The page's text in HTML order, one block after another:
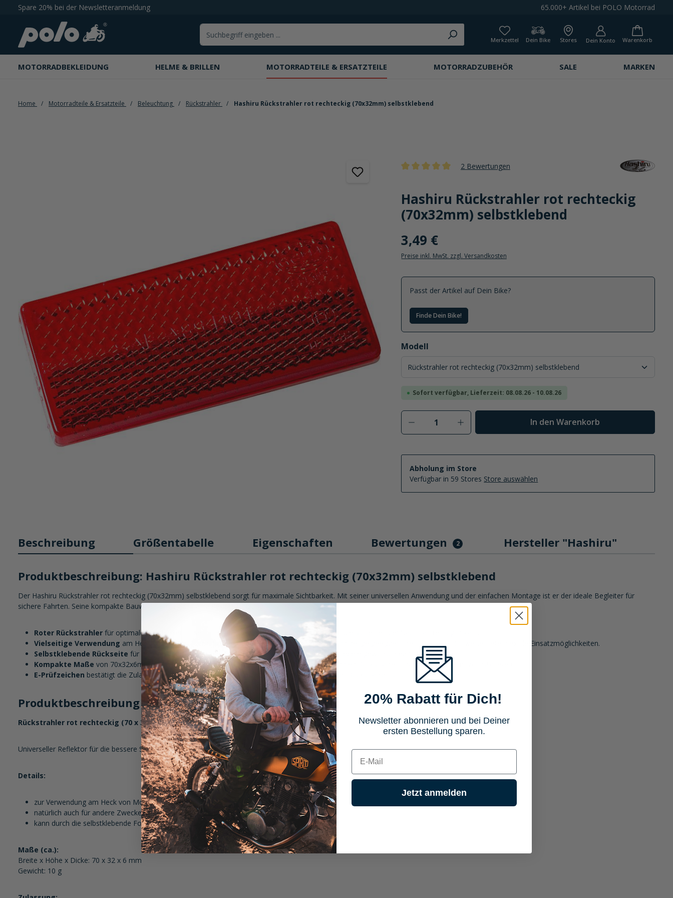
Zur Hauptnavigation springen
Spare 20% bei der Newsletteranmeldung 65.000+ Artikel bei POLO Motorrad
Merkzettel Dein Bike Stores Dein Konto Warenkorb
MOTORRADBEKLEIDUNG HELME & BRILLEN MOTORRADTEILE & ERSATZTEILE MOTORRADZUBEHÖR SALE MARKEN
Home Motorradteile & Ersatzteile Beleuchtung Rückstrahler Hashiru Rückstrahler rot rechteckig (70x32mm) selbstklebend
2 Bewertungen
Hashiru Rückstrahler rot rechteckig
(70x32mm) selbstklebend
3,49 €
Preise inkl. MwSt. zzgl. Versandkosten
Passt der Artikel auf Dein Bike?
Finde Dein Bike!
Modell
auswählen
Sofort verfügbar, Lieferzeit: 08.08.26 - 10.08.26
Produkt Anzahl: Gib den gewünschten Wert ein
In den Warenkorb
Abholung im Store
Verfügbar in 59 Stores Store auswählen
Beschreibung Größentabelle Eigenschaften Bewertungen 2 Hersteller "Hashiru"
Produktbeschreibung: Hashiru Rückstrahler rot rechteckig (70x32mm) selbstklebend
Der Hashiru Rückstrahler rot rechteckig (70x32mm) selbstklebend sorgt für maximale Sichtbarkeit. Mit seiner universellen Anwendung und der einfachen Montage ist er der ideale Begleiter für
sichere Fahrten. Seine kompakte Bauweise ermöglicht eine flexible Nutzung.
Roter Rückstrahler für optimale Sichtbarkeit in der Dunkelheit. Seine klare Leuchtkraft erhöht die Sicherheit bei Nachtfahrten signifikant.
Vielseitige Verwendung am Heck von Motorrädern, Rollern oder Quads, sogar für andere Fahrzeuge geeignet. Die universelle Bauweise bietet flexible Einsatzmöglichkeiten.
Selbstklebende Rückseite für unkomplizierte Montage. Der Reflektor lässt sich mühelos an jedem gewünschten Ort anbringen.
Kompakte Maße von 70x32x6mm und ein Gewicht von nur 10g. Diese Eigenschaften machen den Rückstrahler unauffällig und leicht zu installieren.
E-Prüfzeichen bestätigt die Zulassung im Straßenverkehr. Kein zusätzlicher Papieraufwand, der Rückstrahler ist sofort einsatzbereit.
Produktbeschreibung im Detail:
Rückstrahler rot rechteckig (70 x 32 mm) selbstklebend
Universeller Reflektor für die bessere Sichtbarkeit in der Dunkelheit.
Details:
zur Verwendung am Heck von Motorrad, Roller oder Quad
natürlich auch für andere Zwecke und Fahrzeuge geeignet
kann durch die selbstklebende Folie auf der Rückseite beliebig angeklebt werden
Maße (ca.):
Breite x Höhe x Dicke: 70 x 32 x 6 mm
Gewicht: 10 g
20% Rabatt für Dich!
Newsletter abonnieren und bei Deiner
ersten Bestellung sparen.
E-mail
Jetzt anmelden